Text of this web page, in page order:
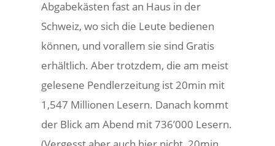
Abgabekästen fast an Haus in der
Schweiz, wo sich die Leute bedienen
können, und vorallem sie sind Gratis
erhältlich. Aber trotzdem, die am meist
gelesene Pendlerzeitung ist 20min mit
1,547 Millionen Lesern. Danach kommt
der Blick am Abend mit 736’000 Lesern.